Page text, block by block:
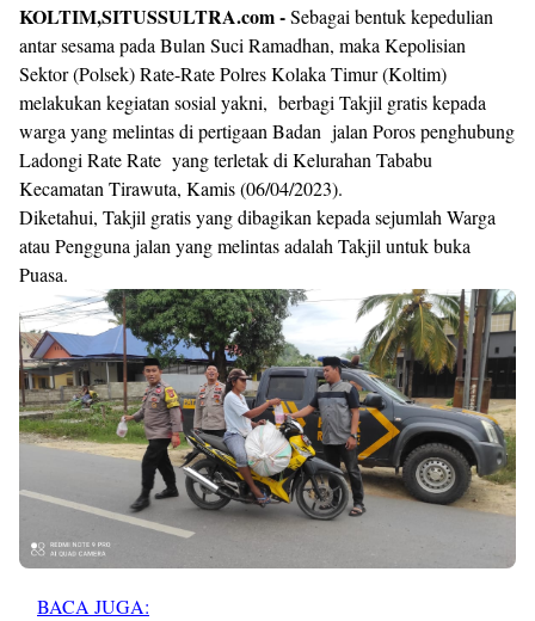
KOLTIM,SITUSSULTRA.com -Sebagai bentuk kepedulian
antar sesama pada Bulan Suci Ramadhan, maka Kepolisian
Sektor (Polsek) Rate-Rate Polres Kolaka Timur (Koltim)
melakukan kegiatan sosial yakni, berbagi Takjil gratis kepada
warga yang melintas di pertigaan Badan jalan Poros penghubung
Ladongi Rate Rate yang terletak di Kelurahan Tababu
Kecamatan Tirawuta, Kamis (06/04/2023).
Diketahui, Takjil gratis yang dibagikan kepada sejumlah Warga
atau Pengguna jalan yang melintas adalah Takjil untuk buka
Puasa.
BACA JUGA: